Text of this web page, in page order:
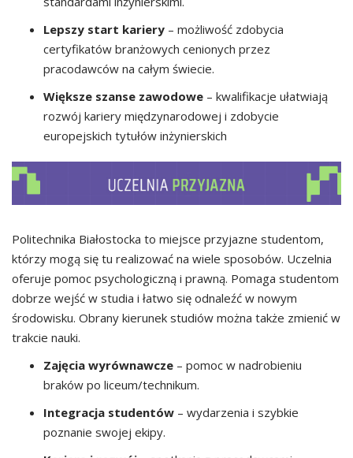
Lepszy start kariery – możliwość zdobycia
certyfikatów branżowych cenionych przez
pracodawców na całym świecie.
Większe szanse zawodowe – kwalifikacje ułatwiają
rozwój kariery międzynarodowej i zdobycie
europejskich tytułów inżynierskich
Politechnika Białostocka to miejsce przyjazne studentom,
którzy mogą się tu realizować na wiele sposobów. Uczelnia
oferuje pomoc psychologiczną i prawną. Pomaga studentom
dobrze wejść w studia i łatwo się odnaleźć w nowym
środowisku. Obrany kierunek studiów można także zmienić w
trakcie nauki.
Zajęcia wyrównawcze – pomoc w nadrobieniu
braków po liceum/technikum.
Integracja studentów – wydarzenia i szybkie
poznanie swojej ekipy.